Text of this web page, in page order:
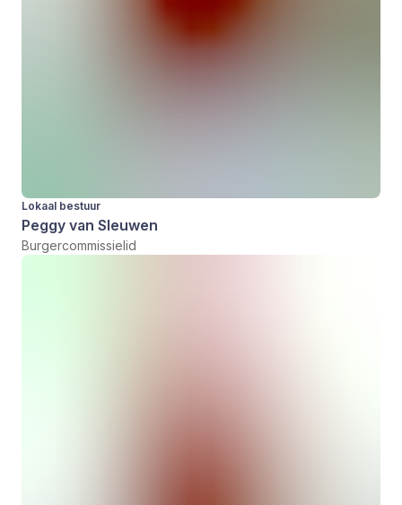
Lokaal bestuur
Peggy van Sleuwen
Burgercommissielid